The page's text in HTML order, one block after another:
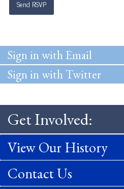
Sign in with Email
Sign in with Twitter
Get Involved:
View Our History
Contact Us